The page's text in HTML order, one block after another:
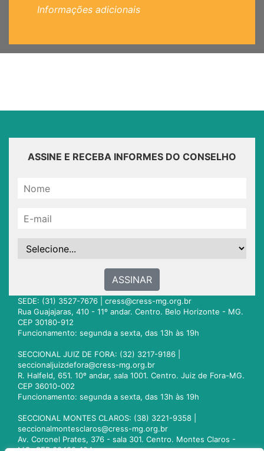
Informações adicionais
ASSINE E RECEBA INFORMES DO CONSELHO
ASSINAR
SEDE: (31) 3527-7676 | cress@cress-mg.org.br
Rua Guajajaras, 410 - 11º andar. Centro. Belo Horizonte - MG.
CEP 30180-912
Funcionamento: segunda a sexta, das 13h às 19h
SECCIONAL JUIZ DE FORA: (32) 3217-9186 |
seccionaljuizdefora@cress-mg.org.br
R. Halfeld, 651. 10º andar, sala 1001. Centro. Juiz de Fora-MG.
CEP 36010-002
Funcionamento: segunda a sexta, das 13h às 19h
SECCIONAL MONTES CLAROS: (38) 3221-9358 |
seccionalmontesclaros@cress-mg.org.br
Av. Coronel Prates, 376 - sala 301. Centro. Montes Claros -